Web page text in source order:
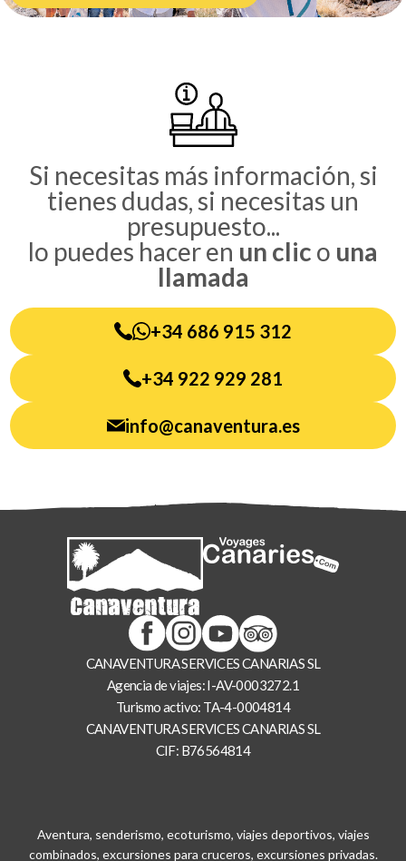
Si necesitas más información, si
tienes dudas, si necesitas un
presupuesto...
lo puedes hacer en un clic o una
llamada
+34 686 915 312
+34 922 929 281
info@canaventura.es
CANAVENTURA SERVICES CANARIAS SL
Agencia de viajes: I-AV-0003272.1
Turismo activo: TA-4-0004814
CANAVENTURA SERVICES CANARIAS SL
CIF: B76564814
Aventura, senderismo, ecoturismo, viajes deportivos, viajes
combinados, excursiones para cruceros, excursiones privadas.